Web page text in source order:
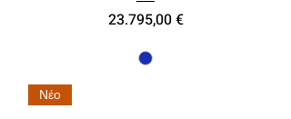
Τιμή
23.795,00 €
Νέο